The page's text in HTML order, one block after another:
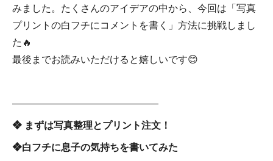
みました。たくさんのアイデアの中から、今回は「写真
プリントの白フチにコメントを書く」方法に挑戦しまし
た🔥
最後までお読みいただけると嬉しいです😊
―――――――――――――――
❖ まずは写真整理とプリント注文！
❖白フチに息子の気持ちを書いてみた